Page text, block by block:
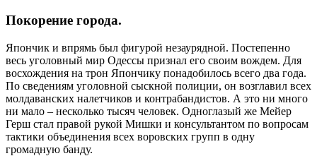
Покорение города.
Япончик и впрямь был фигурой незаурядной. Постепенно
весь уголовный мир Одессы признал его своим вождем. Для
восхождения на трон Япончику понадобилось всего два года.
По сведениям уголовной сыскной полиции, он возглавил всех
молдаванских налетчиков и контрабандистов. А это ни много
ни мало – несколько тысяч человек. Одноглазый же Мейер
Герш стал правой рукой Мишки и консультантом по вопросам
тактики объединения всех воровских групп в одну
громадную банду.